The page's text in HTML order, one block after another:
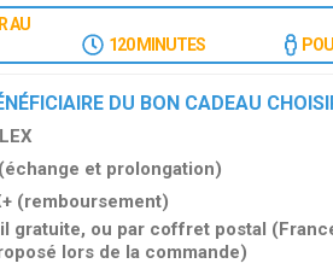
AU
120 MINUTES
DU BON CADEAU
et prolongation)
(remboursement)
gratuite, ou par coffret postal
lors de la commande)